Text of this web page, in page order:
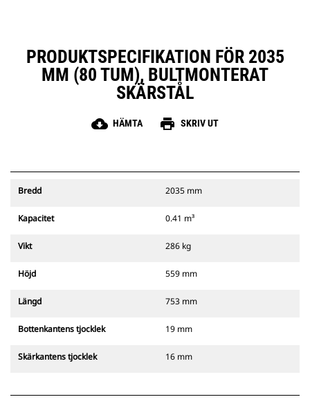
PRODUKTSPECIFIKATION FÖR 2035
MM (80 TUM), BULTMONTERAT
SKÄRSTÅL
cloud_download HÄMTA print SKRIV UT
Bredd 2035 mm
Kapacitet 0.41 m³
Vikt 286 kg
Höjd 559 mm
Längd 753 mm
Bottenkantens tjocklek 19 mm
Skärkantens tjocklek 16 mm